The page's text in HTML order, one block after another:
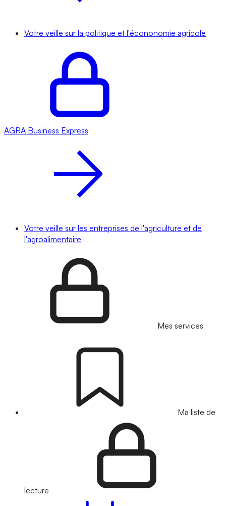
Votre veille sur la politique et l'écononomie agricole
AGRA Business Express
Votre veille sur les entreprises de l'agriculture et de
l'agroalimentaire
Mes services
Ma liste de
lecture